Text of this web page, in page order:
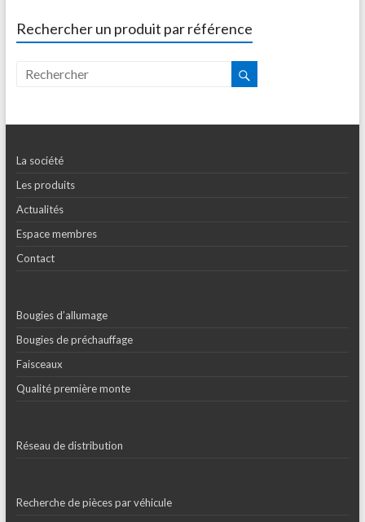
Rechercher un produit par référence
La société
Les produits
Actualités
Espace membres
Contact
Bougies d’allumage
Bougies de préchauffage
Faisceaux
Qualité première monte
Réseau de distribution
Recherche de pièces par véhicule